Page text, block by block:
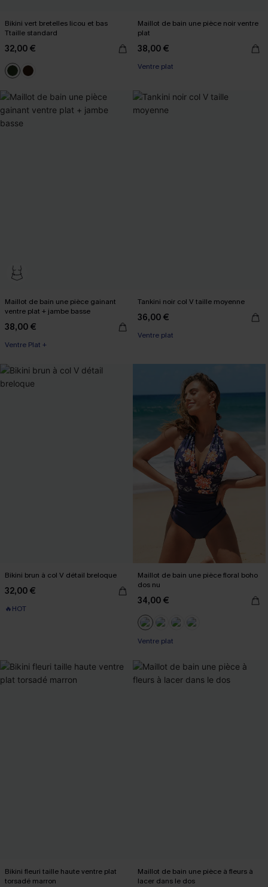
Bikini vert bretelles licou et bas
Ttaille standard
32,00 €
Maillot de bain une pièce noir ventre
plat
38,00 €
Ventre plat
Maillot de bain une pièce gainant
ventre plat + jambe basse
38,00 €
Ventre Plat +
Tankini noir col V taille moyenne
36,00 €
Ventre plat
Bikini brun à col V détail breloque
32,00 €
🔥HOT
Maillot de bain une pièce floral boho
dos nu
34,00 €
Ventre plat
Bikini fleuri taille haute ventre plat
torsadé marron
Maillot de bain une pièce à fleurs à
lacer dans le dos